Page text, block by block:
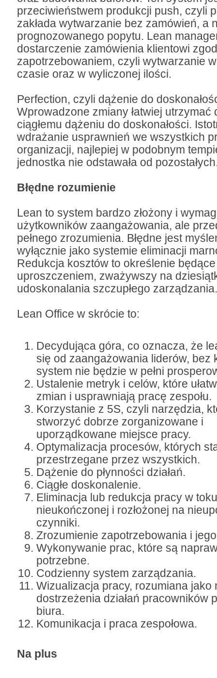
przeciwieństwem produkcji push, czyli
zakłada wytwarzanie bez zamówień, a
prognozowanego popytu. Lean
dostarczenie zamówienia klientowi
zapotrzebowaniem, czyli wytwarzanie
czasie oraz w wyliczonej ilości.
Perfection, czyli dążenie do
Wprowadzone zmiany łatwiej utrzymać
ciągłemu dążeniu do doskonałości.
wdrażanie usprawnień we wszystkich
organizacji, najlepiej w podobnym
jednostka nie odstawała od
Błędne rozumienie
Lean to system bardzo złożony i
użytkowników zaangażowania, ale
pełnego zrozumienia. Błędne jest
wyłącznie jako systemie eliminacji
Redukcja kosztów to określenie
uproszczeniem, zważywszy na
udoskonalania szczupłego zarządzania.
Lean Office w skrócie to:
Decydująca góra, co oznacza, że
się od zaangażowania liderów, bez
system nie będzie w pełni
Ustalenie metryk i celów, które
zmian i usprawniają pracę zespołu.
Korzystanie z 5S, czyli narzędzia,
stworzyć dobrze zorganizowane i
uporządkowane miejsce pracy.
Optymalizacja procesów, których
przestrzegane przez wszystkich.
Dążenie do płynności działań.
Ciągłe doskonalenie.
Eliminacja lub redukcja pracy w
nieukończonej i rozłożonej na
czynniki.
Zrozumienie zapotrzebowania i
Wykonywanie prac, które są
potrzebne.
Codzienny system zarządzania.
Wizualizacja pracy, rozumiana jako
dostrzeżenia działań pracowników
biura.
Komunikacja i praca zespołowa.
Na plus